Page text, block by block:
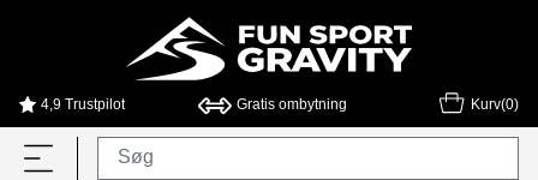
4,9 Trustpilot Gratis ombytning Kurv(0)